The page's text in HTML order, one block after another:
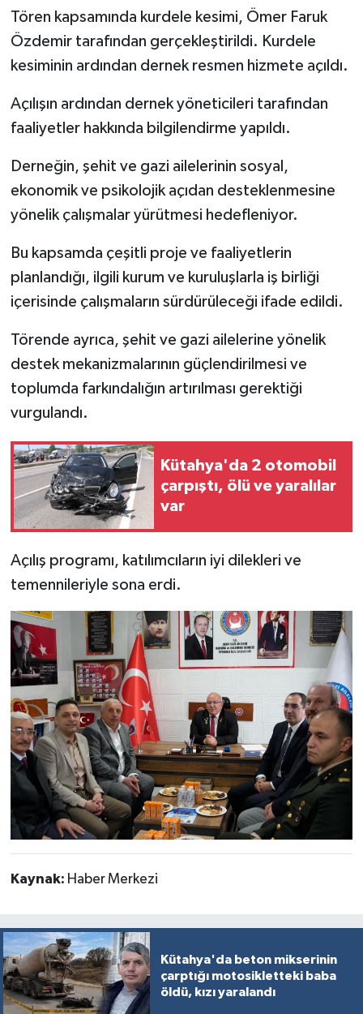
Tören kapsamında kurdele kesimi, Ömer Faruk
Özdemir tarafından gerçekleştirildi. Kurdele
kesiminin ardından dernek resmen hizmete açıldı.
Açılışın ardından dernek yöneticileri tarafından
faaliyetler hakkında bilgilendirme yapıldı.
Derneğin, şehit ve gazi ailelerinin sosyal,
ekonomik ve psikolojik açıdan desteklenmesine
yönelik çalışmalar yürütmesi hedefleniyor.
Bu kapsamda çeşitli proje ve faaliyetlerin
planlandığı, ilgili kurum ve kuruluşlarla iş birliği
içerisinde çalışmaların sürdürüleceği ifade edildi.
Törende ayrıca, şehit ve gazi ailelerine yönelik
destek mekanizmalarının güçlendirilmesi ve
toplumda farkındalığın artırılması gerektiği
vurgulandı.
Kütahya'da 2 otomobil
çarpıştı, ölü ve yaralılar
var
Açılış programı, katılımcıların iyi dilekleri ve
temennileriyle sona erdi.
Kaynak: Haber Merkezi
Kütahya'da beton mikserinin
çarptığı motosikletteki baba
öldü, kızı yaralandı
Yaşam
Yemek Tarifleri